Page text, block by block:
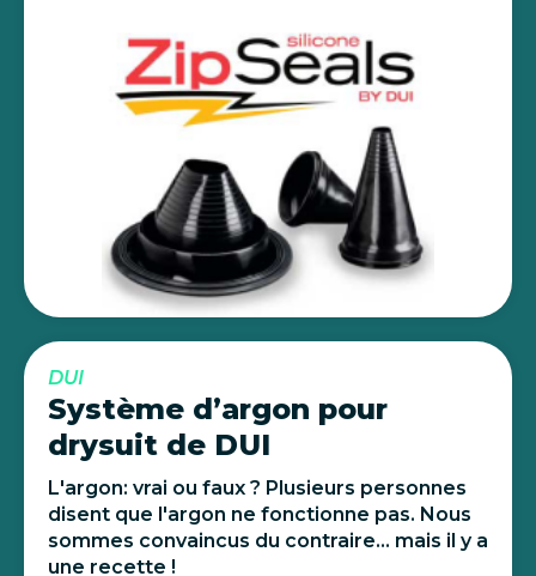
DUI
Système d’argon pour
drysuit de DUI
L'argon: vrai ou faux ? Plusieurs personnes
disent que l'argon ne fonctionne pas. Nous
sommes convaincus du contraire... mais il y a
une recette !